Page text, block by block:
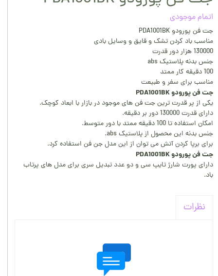
اتمام موجودی
جت فن پورودو PDA1001BK
مناسب باد کردن تشک و قایق و وسایل بادی
130000 هزار دور قدرت
جنس بدنه پلاستیک abs
100 دقیقه کار ممتد
مناسب برای سفر و طبیعت
جت فن پورودو PDA1001BK
یکی از پر قدرت ترین جت فن های موجود در بازار با ابعاد کوچک.
دارای قدرت 130000 دور بر دقیقه.
امکان استفاده تا 100 دقیقه ممتد با دور متوسط.
جنس بدنه این محصول از پلاستیک abs.
برای برپا کردن آتش می توان از این مدل جن فن استفاده کرد.
جت فن پورودو PDA1001BK
دارای پورت شارژ تایپ سی و دو عدد تبدیل سری برای مدل های پرتاب
باد.
نظرات